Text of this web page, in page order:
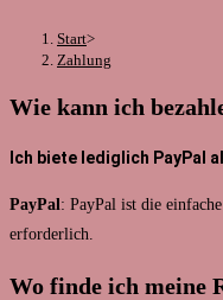
Start>
Zahlung
Wie kann ich
Ich biete lediglich PayPal
PayPal: PayPal ist die
erforderlich.
Wo finde ich meine